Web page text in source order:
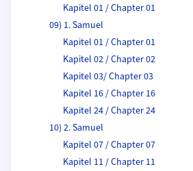
Kapitel 01 / Chapter 01
09) 1. Samuel
Kapitel 01 / Chapter 01
Kapitel 02 / Chapter 02
Kapitel 03/ Chapter 03
Kapitel 16 / Chapter 16
Kapitel 24 / Chapter 24
10) 2. Samuel
Kapitel 07 / Chapter 07
Kapitel 11 / Chapter 11